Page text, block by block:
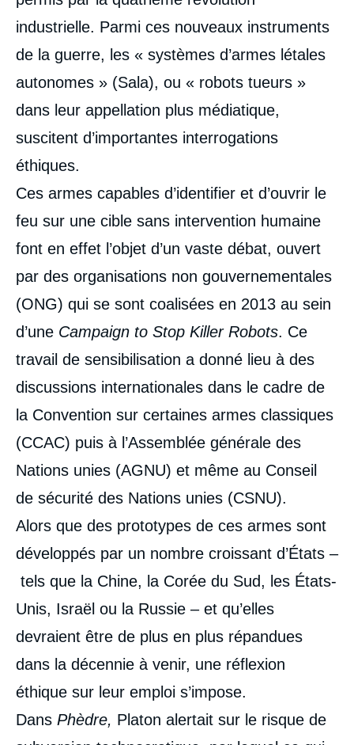
industrielle. Parmi ces nouveaux instruments
de la guerre, les « systèmes d’armes létales
autonomes » (Sala), ou « robots tueurs »
dans leur appellation plus médiatique,
suscitent d’importantes interrogations
éthiques.
Ces armes capables d’identifier et d’ouvrir le
feu sur une cible sans intervention humaine
font en effet l’objet d’un vaste débat, ouvert
par des organisations non gouvernementales
(ONG) qui se sont coalisées en 2013 au sein
d’une Campaign to Stop Killer Robots. Ce
travail de sensibilisation a donné lieu à des
discussions internationales dans le cadre de
la Convention sur certaines armes classiques
(CCAC) puis à l’Assemblée générale des
Nations unies (AGNU) et même au Conseil
de sécurité des Nations unies (CSNU).
Alors que des prototypes de ces armes sont
développés par un nombre croissant d’États –
tels que la Chine, la Corée du Sud, les États-
Unis, Israël ou la Russie – et qu’elles
devraient être de plus en plus répandues
dans la décennie à venir, une réflexion
éthique sur leur emploi s’impose.
Dans Phèdre, Platon alertait sur le risque de